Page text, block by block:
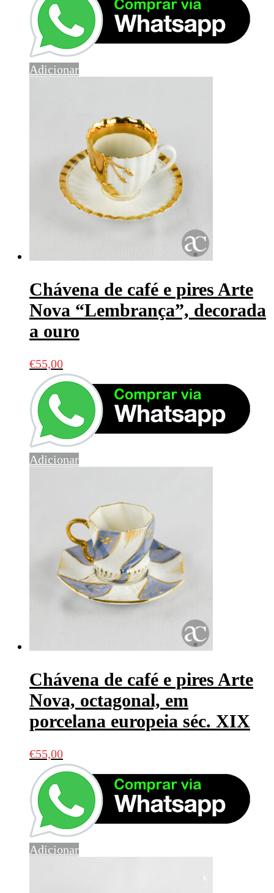
Adicionar
Chávena de café e pires Arte
Nova “Lembrança”, decorada
a ouro
€55,00
Adicionar
Chávena de café e pires Arte
Nova, octagonal, em
porcelana europeia séc. XIX
€55,00
Adicionar